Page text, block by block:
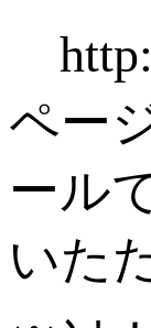
ペー
ール
いた